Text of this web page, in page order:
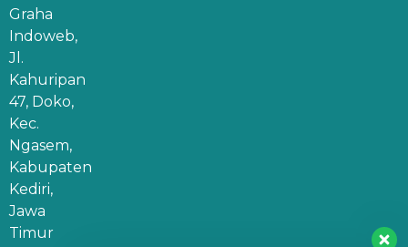
Graha
Indoweb,
Jl.
Kahuripan
47, Doko,
Kec.
Ngasem,
Kabupaten
Kediri,
Jawa
Timur